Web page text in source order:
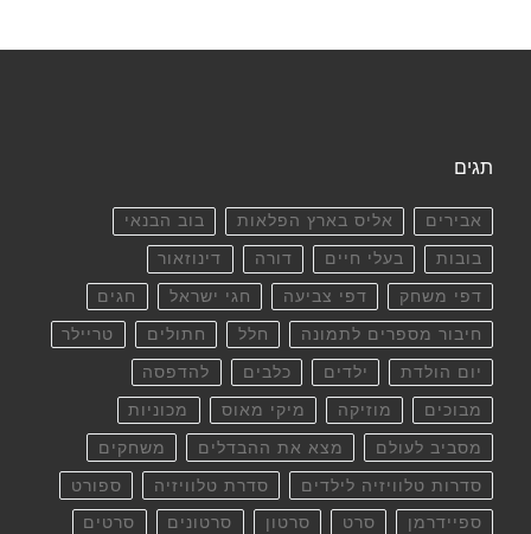
תגים
אבירים אליס בארץ הפלאות בוב הבנאי
בובות בעלי חיים דורה דינוזאור
דפי משחק דפי צביעה חגי ישראל חגים
חיבור מספרים לתמונה חלל חתולים טריילר
יום הולדת ילדים כלבים להדפסה
מבוכים מוזיקה מיקי מאוס מכוניות
מסביב לעולם מצא את ההבדלים משחקים
סדרות טלוויזיה לילדים סדרת טלוויזיה ספורט
ספיידרמן סרט סרטון סרטונים סרטים